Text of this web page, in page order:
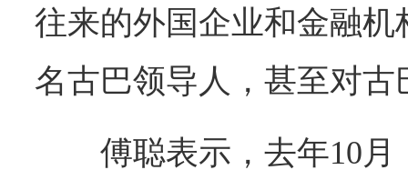
往来的外国企业和金融
名古巴领导人，甚至对
傅聪表示，去年10月